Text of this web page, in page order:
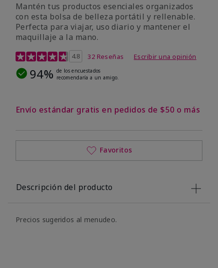
Mantén tus productos esenciales organizados
con esta bolsa de belleza portátil y rellenable.
Perfecta para viajar, uso diario y mantener el
maquillaje a la mano.
Calificación de clientes de 5 de 5
4.8 32 Reseñas Escribir una opinión
94% de los encuestados
recomendaría a un amigo.
Envío estándar gratis en pedidos de $50 o más
Favoritos
Descripción del producto
Precios sugeridos al menudeo.